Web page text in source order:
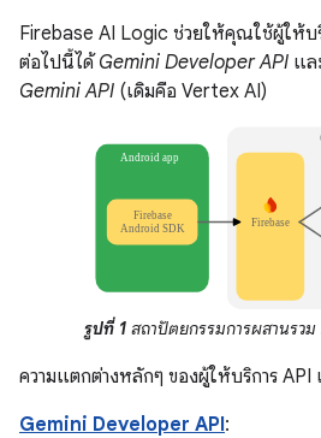
Firebase AI Logic ช่วยให้คุณใช้ผู้ให้บ
ต่อไปนี้ได้ Gemini Developer API แ
Gemini API (เดิมคือ Vertex AI)
รูปที่ 1 สถาปัตยกรรมการผสานรว
ความแตกต่างหลักๆ ของผู้ให้บริการ API
Gemini Developer API: